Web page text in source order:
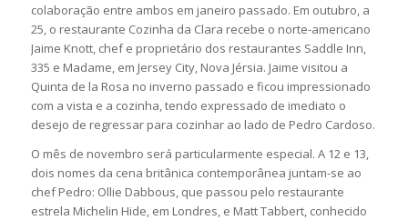
colaboração entre ambos em janeiro passado. Em outubro, a
25, o restaurante Cozinha da Clara recebe o norte-americano
Jaime Knott, chef e proprietário dos restaurantes Saddle Inn,
335 e Madame, em Jersey City, Nova Jérsia. Jaime visitou a
Quinta de la Rosa no inverno passado e ficou impressionado
com a vista e a cozinha, tendo expressado de imediato o
desejo de regressar para cozinhar ao lado de Pedro Cardoso.
O mês de novembro será particularmente especial. A 12 e 13,
dois nomes da cena britânica contemporânea juntam-se ao
chef Pedro: Ollie Dabbous, que passou pelo restaurante
estrela Michelin Hide, em Londres, e Matt Tabbert, conhecido